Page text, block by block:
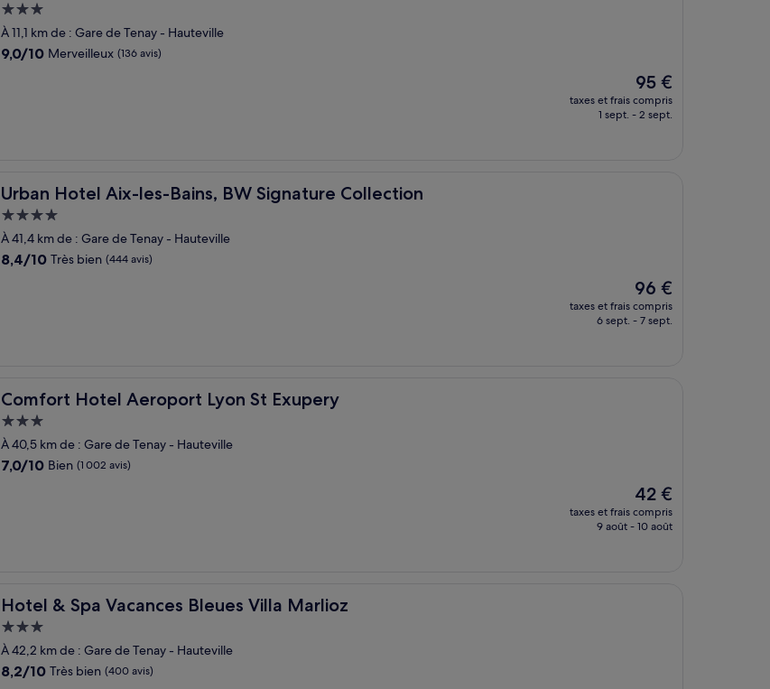
Hébergement
3.0 étoiles
À 11,1 km de : Gare de Tenay - Hauteville
9.0
9,0/10 Merveilleux (136 avis)
Le
nouveau
prix
95 €
taxes et frais compris
1 sept. - 2 sept.
Urban Hotel Aix-les-Bains, BW Signature Collection
Urban Hotel Aix-les-Bains, BW Signature Collection
Hébergement
4.0 étoiles
À 41,4 km de : Gare de Tenay - Hauteville
8.4
8,4/10 Très bien (444 avis)
Le
nouveau
prix
96 €
taxes et frais compris
6 sept. - 7 sept.
Comfort Hotel Aeroport Lyon St Exupery
Comfort Hotel Aeroport Lyon St Exupery
Hébergement
3.0 étoiles
À 40,5 km de : Gare de Tenay - Hauteville
7.0
7,0/10 Bien (1 002 avis)
Le
nouveau
prix
42 €
taxes et frais compris
9 août - 10 août
Hotel & Spa Vacances Bleues Villa Marlioz
Hotel & Spa Vacances Bleues Villa Marlioz
Hébergement
3.0 étoiles
À 42,2 km de : Gare de Tenay - Hauteville
8.2
8,2/10 Très bien (400 avis)